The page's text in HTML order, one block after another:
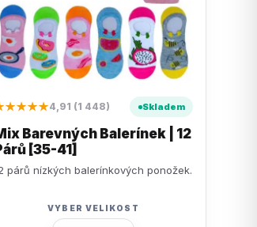
4,91 (1 448) Skladem
Barevných Balerínek | 12
[35-41]
párů nízkých balerínkových ponožek.
VYBER VELIKOST